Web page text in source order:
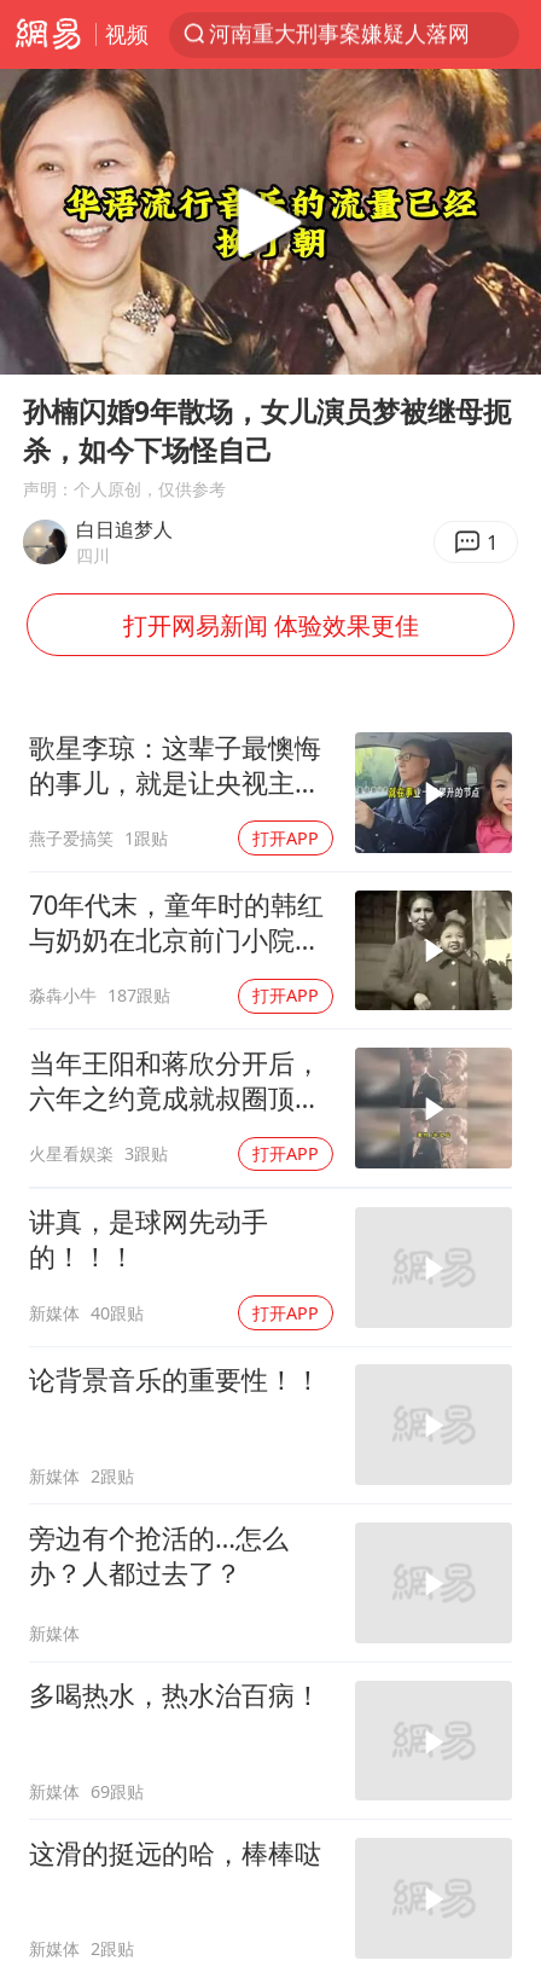
视频
河南重大刑事案嫌疑人落网
光影经济撬动暑期消费新蓝海
WTT横滨冠军赛国乒女单三将晋级四强
浙江上海等地有大雨或暴雨
《欢迎来龙餐馆》口碑
西湖突现狂风暴雨 游客瞬间被浇透
情侣在平潭拍日出时坠崖致一死一伤
香港正式允许“拒绝抢救”
视频丨中国东方电气集团原党组副书记、董事宋致远被查
“不怕六爷挂得多 就怕六爷挂一颗”
杭州全市有序停课
香港宏福苑火灾或由烟头引起
几元成本的AI广告导致千万市值蒸发
浙江台州《告全体市民书》
白海豚将正面袭击贯穿浙江
商场现钱学森巨幅海报 负责人回应
乐享全民健身 共筑健康中国
Play
00:00 10:35
孙楠闪婚9年散场，女儿演员梦被继母扼
杀，如今下场怪自己
声明：个人原创，仅供参考
白日追梦人
四川 1
打开网易新闻 体验效果更佳
歌星李琼：这辈子最懊悔
的事儿，就是让央视主持
燕子爱搞笑 1跟贴 打开APP
70年代末，童年时的韩红
与奶奶在北京前门小院的
合影，画面中她依偎着奶
奶，眼神怯生生的
淼犇小牛 187跟贴 打开APP
当年王阳和蒋欣分开后，
六年之约竟成就叔圈顶
火星看娱楽 3跟贴 打开APP
讲真，是球网先动手
的！！！
新媒体 40跟贴 打开APP
论背景音乐的重要性！！
新媒体 2跟贴
旁边有个抢活的…怎么
办？人都过去了？
新媒体
多喝热水，热水治百病！
新媒体 69跟贴
这滑的挺远的哈，棒棒哒
新媒体 2跟贴